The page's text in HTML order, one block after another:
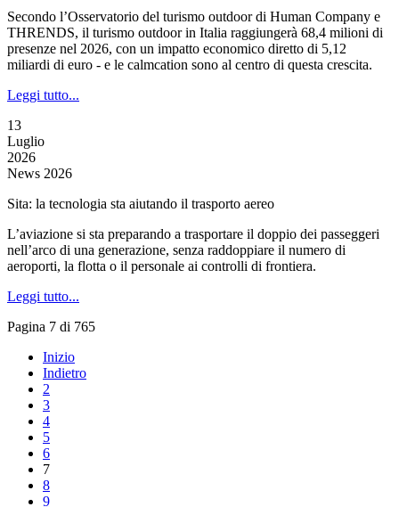
Secondo l’Osservatorio del turismo outdoor di Human Company e
THRENDS, il turismo outdoor in Italia raggiungerà 68,4 milioni di
presenze nel 2026, con un impatto economico diretto di 5,12
miliardi di euro - e le calmcation sono al centro di questa crescita.
Leggi tutto...
13
Luglio
2026
News 2026
Sita: la tecnologia sta aiutando il trasporto aereo
L’aviazione si sta preparando a trasportare il doppio dei passeggeri
nell’arco di una generazione, senza raddoppiare il numero di
aeroporti, la flotta o il personale ai controlli di frontiera.
Leggi tutto...
Pagina 7 di 765
Inizio
Indietro
2
3
4
5
6
7
8
9